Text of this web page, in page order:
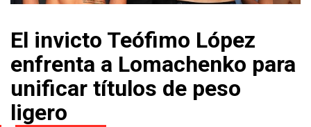
El invicto Teófimo López
enfrenta a Lomachenko para
unificar títulos de peso
ligero